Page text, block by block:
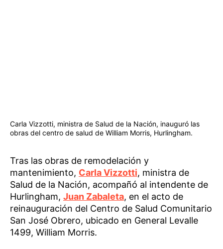
Carla Vizzotti, ministra de Salud de la Nación, inauguró las
obras del centro de salud de William Morris, Hurlingham.
Tras las obras de remodelación y
mantenimiento, Carla Vizzotti, ministra de
Salud de la Nación, acompañó al intendente de
Hurlingham, Juan Zabaleta, en el acto de
reinauguración del Centro de Salud Comunitario
San José Obrero, ubicado en General Levalle
1499, William Morris.